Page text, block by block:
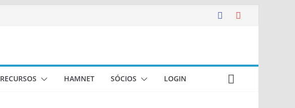
RECURSOS HAMNET SÓCIOS LOGIN